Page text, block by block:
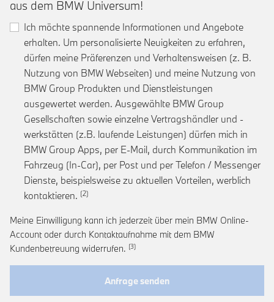
aus dem BMW Universum!
Ich möchte spannende Informationen und Angebote
erhalten. Um personalisierte Neuigkeiten zu erfahren,
dürfen meine Präferenzen und Verhaltensweisen (z. B.
Nutzung von BMW Webseiten) und meine Nutzung von
BMW Group Produkten und Dienstleistungen
ausgewertet werden. Ausgewählte BMW Group
Gesellschaften sowie einzelne Vertragshändler und -
werkstätten (z.B. laufende Leistungen) dürfen mich in
BMW Group Apps, per E-Mail, durch Kommunikation im
Fahrzeug (In-Car), per Post und per Telefon / Messenger
Dienste, beispielsweise zu aktuellen Vorteilen, werblich
kontaktieren. Link zur Fußnote: Einwilligung zur
Meine Einwilligung kann ich jederzeit über mein BMW Online-
Account oder durch Kontaktaufnahme mit dem BMW
Kundenbetreuung widerrufen. Link zur Fußnote: Widerruf der
Anfrage senden